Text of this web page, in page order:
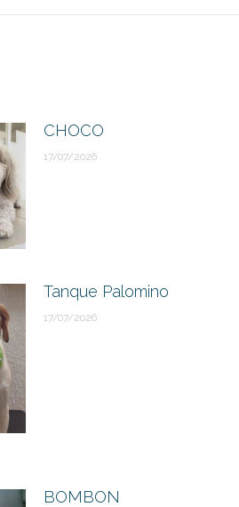
CHOCO
17/07/2026
Tanque Palomino
17/07/2026
BOMBON